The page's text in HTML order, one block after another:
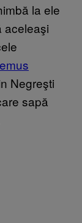
la ele
aceleaşi
Negreşti
sapă